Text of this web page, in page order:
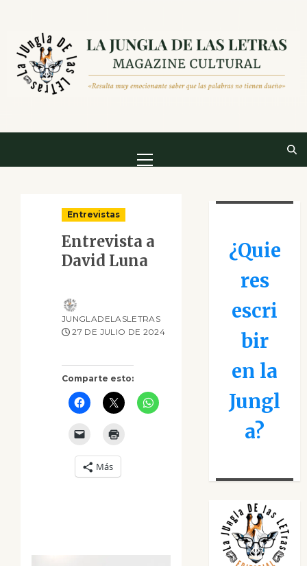
contenido
Menú
principal
Entrevistas
Entrevista a
David Luna
Comparte esto:
Más
JUNGLADELASLETRAS
27 DE JULIO DE 2024
¿Quie
res
escri
bir
en la
Jungl
a?